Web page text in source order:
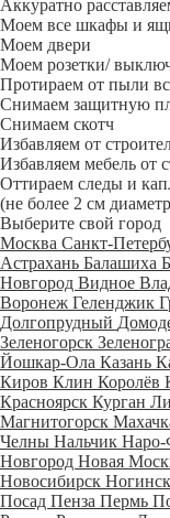
Аккуратно
Моем все шкафы и
Моем двери
Моем розетки/
Протираем от пыли
Снимаем защитную
Снимаем скотч
Избавляем от
Избавляем мебель от
Оттираем следы и
(не более 2 см
Выберите свой город
Москва Санкт-
Астрахань Балашиха
Новгород Видное
Воронеж Геленджик
Долгопрудный
Зеленогорск
Йошкар-Ола Казань
Киров Клин Королёв
Красноярск Курган
Магнитогорск
Челны Нальчик
Новгород Новая
Новосибирск Ногинск
Посад Пенза Пермь